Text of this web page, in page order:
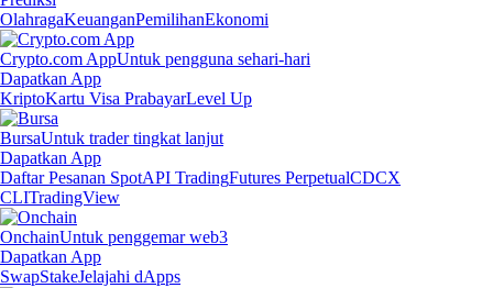
OlahragaKeuanganPemilihanEkonomi
Crypto.com AppUntuk pengguna sehari-hari
Dapatkan App
KriptoKartu Visa PrabayarLevel Up
BursaUntuk trader tingkat lanjut
Dapatkan App
Daftar Pesanan SpotAPI TradingFutures PerpetualCDCX
CLITradingView
OnchainUntuk penggemar web3
Dapatkan App
SwapStakeJelajahi dApps